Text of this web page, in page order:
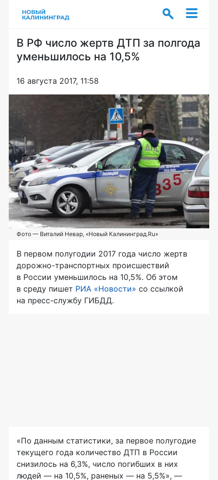
В РФ число жертв ДТП за полгода
уменьшилось на 10,5%
16 августа 2017, 11:58
Фото — Виталий Невар, «Новый Калининград.Ru»
В первом полугодии 2017 года число жертв
дорожно-транспортных происшествий
в России уменьшилось на 10,5%. Об этом
в среду пишет РИА «Новости» со ссылкой
на пресс-службу ГИБДД.
«По данным статистики, за первое полугодие
текущего года количество ДТП в России
снизилось на 6,3%, число погибших в них
людей — на 10,5%, раненых — на 5,5%», —